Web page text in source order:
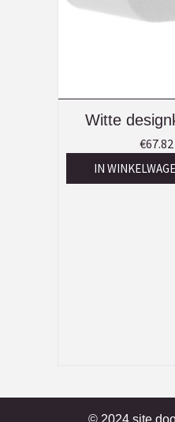
Witte
€67.82
IN
© 2024 site